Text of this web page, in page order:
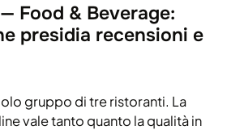
Food & Beverage:
presidia recensioni e
gruppo di tre ristoranti. La
vale tanto quanto la qualità in